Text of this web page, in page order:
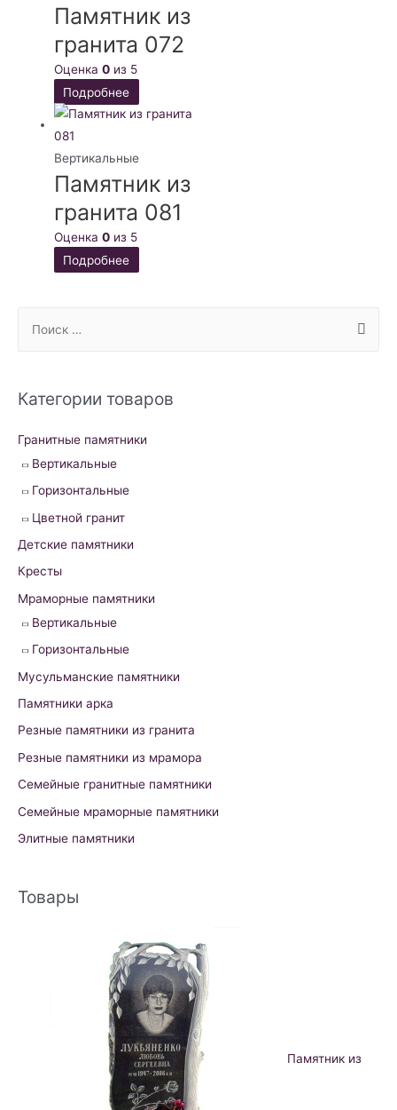
Памятник из
гранита 072
Оценка0 из 5
Подробнее
Вертикальные
Памятник из
гранита 081
Оценка0 из 5
Подробнее
r
h
Категории товаров
Гранитные памятники
Вертикальные
Горизонтальные
Цветной гранит
Детские памятники
Кресты
Мраморные памятники
Вертикальные
Горизонтальные
Мусульманские памятники
Памятники арка
Резные памятники из гранита
Резные памятники из мрамора
Семейные гранитные памятники
Семейные мраморные памятники
Элитные памятники
Товары
Памятник из